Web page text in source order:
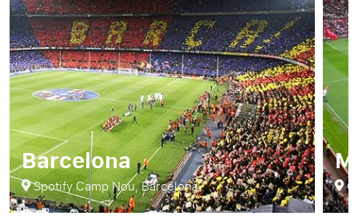
Barcelona
Spotify Camp Nou, Barcelona